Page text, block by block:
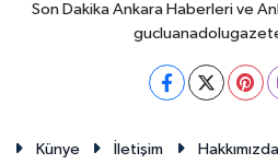
Son Dakika Ankara Haberleri ve
Künye İletişim Hakkımızda